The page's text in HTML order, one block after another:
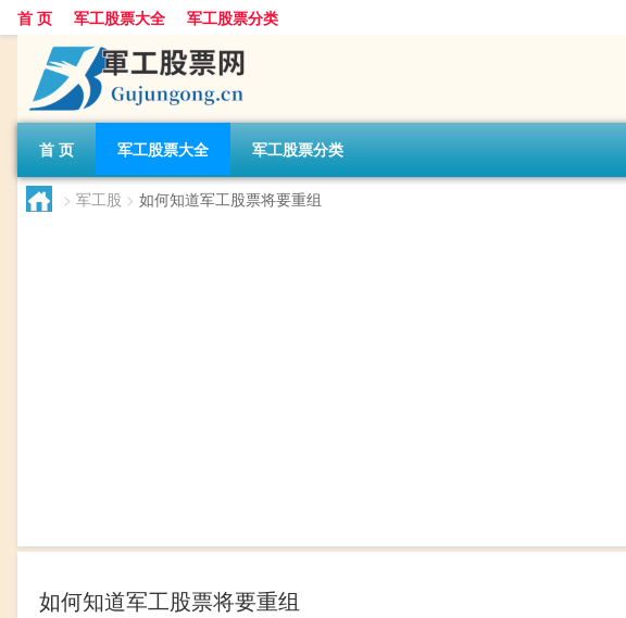
首 页 军工股票大全 军工股票分类
首 页 军工股票大全 军工股票分类
> 军工股 > 如何知道军工股票将要重组
如何知道军工股票将要重组